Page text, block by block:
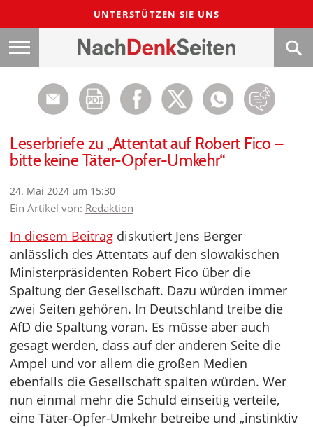
UNTERSTÜTZEN SIE UNS
Leserbriefe zu „Attentat auf Robert Fico –
bitte keine Täter-Opfer-Umkehr“
24. Mai 2024 um 15:30
Ein Artikel von: Redaktion
In diesem Beitrag diskutiert Jens Berger
anlässlich des Attentats auf den slowakischen
Ministerpräsidenten Robert Fico über die
Spaltung der Gesellschaft. Dazu würden immer
zwei Seiten gehören. In Deutschland treibe die
AfD die Spaltung voran. Es müsse aber auch
gesagt werden, dass auf der anderen Seite die
Ampel und vor allem die großen Medien
ebenfalls die Gesellschaft spalten würden. Wer
nun einmal mehr die Schuld einseitig verteile,
eine Täter-Opfer-Umkehr betreibe und „instinktiv